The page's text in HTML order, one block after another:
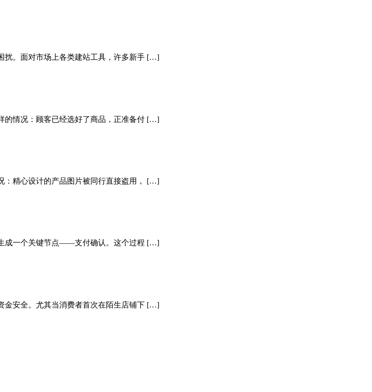
扰。面对市场上各类建站工具，许多新手 […]
的情况：顾客已经选好了商品，正准备付 […]
：精心设计的产品图片被同行直接盗用， […]
成一个关键节点——支付确认。这个过程 […]
金安全。尤其当消费者首次在陌生店铺下 […]